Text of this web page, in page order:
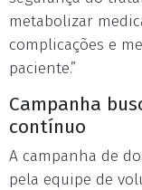
metabolizar
complicações e
paciente.”
Campanha
contínuo
A campanha de
pela equipe de